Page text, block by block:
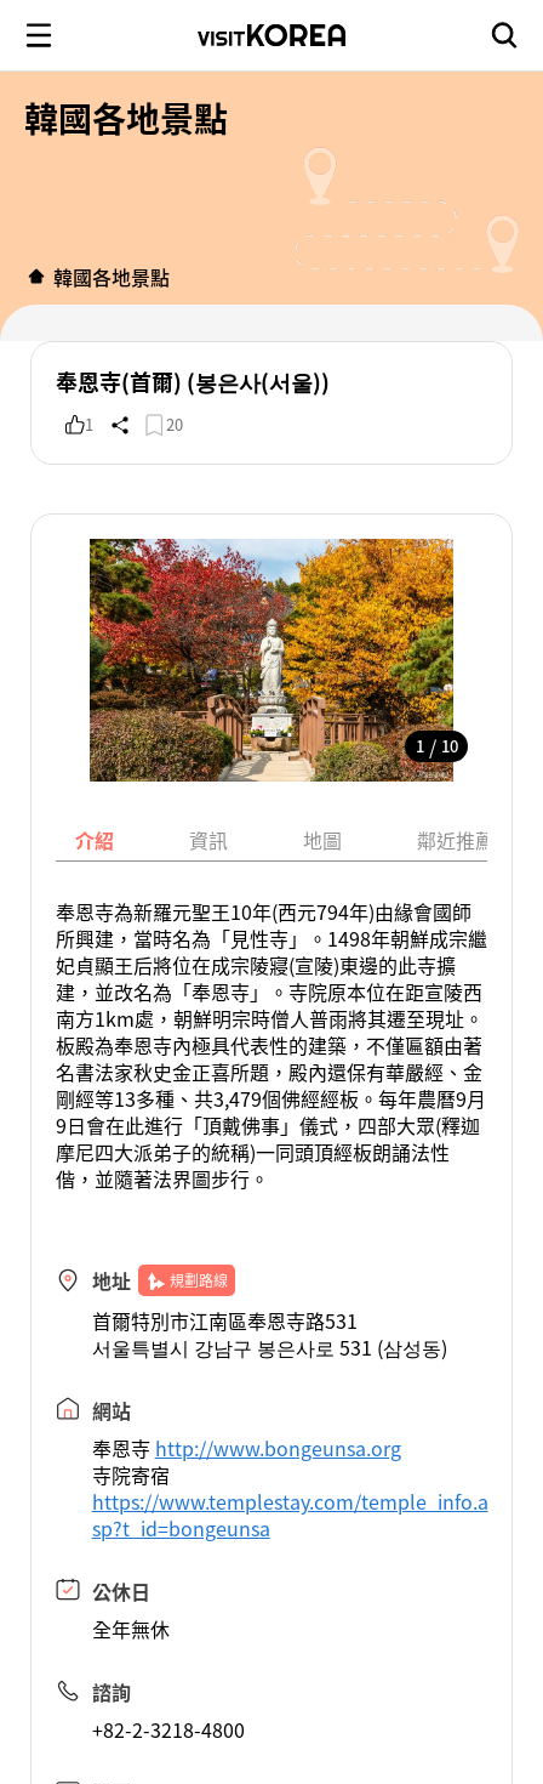
韓國各地景點
韓國各地景點
奉恩寺(首爾) (봉은사(서울))
1 20
1 / 10
介紹 資訊 地圖 鄰近推薦景點
奉恩寺為新羅元聖王10年(西元794年)由緣會國師
所興建，當時名為「見性寺」。1498年朝鮮成宗繼
妃貞顯王后將位在成宗陵寢(宣陵)東邊的此寺擴
建，並改名為「奉恩寺」。寺院原本位在距宣陵西
南方1km處，朝鮮明宗時僧人普雨將其遷至現址。
板殿為奉恩寺內極具代表性的建築，不僅匾額由著
名書法家秋史金正喜所題，殿內還保有華嚴經、金
剛經等13多種、共3,479個佛經經板。每年農曆9月
9日會在此進行「頂戴佛事」儀式，四部大眾(釋迦
摩尼四大派弟子的統稱)一同頭頂經板朗誦法性
偕，並隨著法界圖步行。
地址 規劃路線
首爾特別市江南區奉恩寺路531
서울특별시 강남구 봉은사로 531 (삼성동)
網站
奉恩寺 http://www.bongeunsa.org
寺院寄宿
https://www.templestay.com/temple_info.a
sp?t_id=bongeunsa
公休日
全年無休
諮詢
+82-2-3218-4800